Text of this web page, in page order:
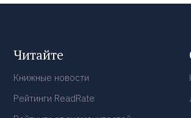
Читайте
Книжные новости
Рейтинги ReadRate